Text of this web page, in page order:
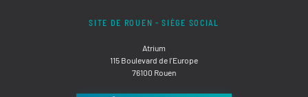
SITE DE ROUEN - SIÈGE SOCIAL
Atrium
115 Boulevard de l'Europe
76100 Rouen